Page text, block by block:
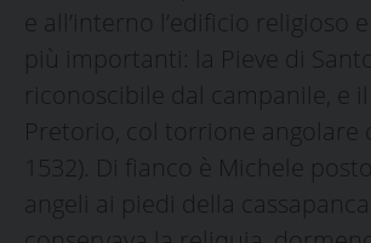
e all’interno l’edificio religioso
più importanti: la Pieve di Santo
riconoscibile dal campanile, e il
Pretorio, col torrione angolare
1532). Di fianco è Michele
angeli ai piedi della cassapanca